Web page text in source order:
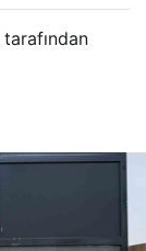
tarafından